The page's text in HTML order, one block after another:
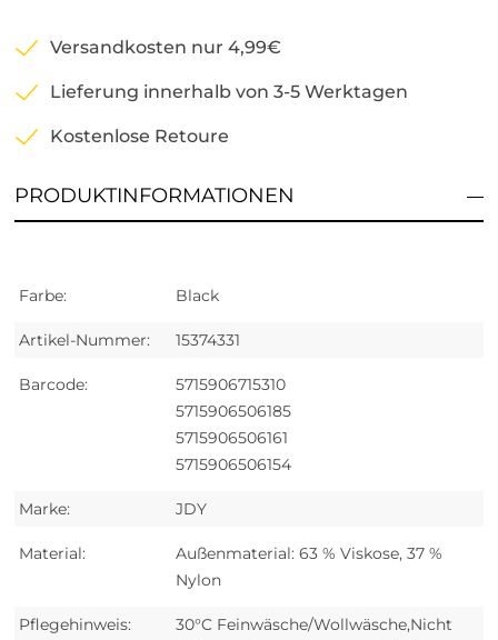
Versandkosten nur 4,99€
Lieferung innerhalb von 3-5 Werktagen
Kostenlose Retoure
PRODUKTINFORMATIONEN
Farbe: Black
Artikel-Nummer: 15374331
Barcode:
5715906715310
5715906506185
5715906506161
5715906506154
Marke: JDY
Material:
Außenmaterial: 63 % Viskose, 37 %
Nylon
Pflegehinweis:
30°C Feinwäsche/Wollwäsche,Nicht